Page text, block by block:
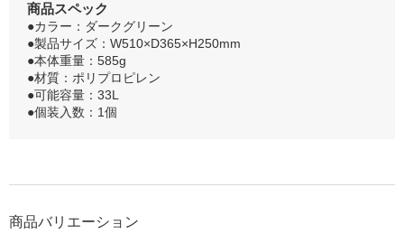
商品スペック
●カラー：ダークグリーン
●製品サイズ：W510×D365×H250mm
●本体重量：585g
●材質：ポリプロピレン
●可能容量：33L
●個装入数：1個
商品バリエーション